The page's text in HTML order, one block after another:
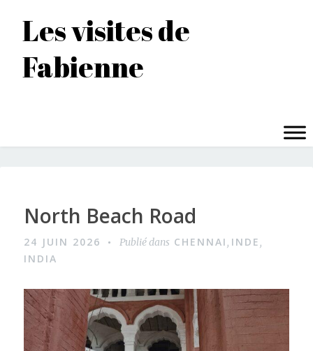
contenu
principal
Les visites de
Fabienne
North Beach Road
24 JUIN 2026 Publié dans CHENNAI, INDE,
INDIA